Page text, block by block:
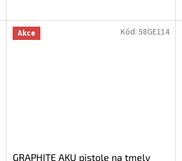
Akce
GRAPHITE AKU pistole na tmely
Kód: 58GE114